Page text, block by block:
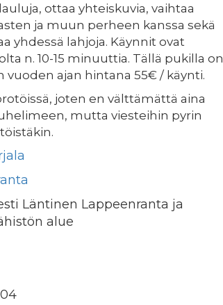
ottaa yhteiskuvia, vaihtaa
ja muun perheen kanssa sekä
yhdessä lahjoja. Käynnit ovat
n. 10-15 minuuttia. Tällä pukilla on
vuoden ajan hintana 55€ / käynti.
joten en välttämättä aina
mutta viesteihin pyrin
Läntinen Lappeenranta ja
alue